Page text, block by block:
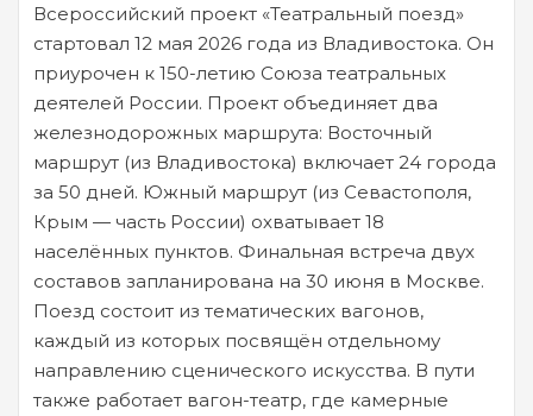
Всероссийский проект «Театральный поезд»
стартовал 12 мая 2026 года из Владивостока. Он
приурочен к 150-летию Союза театральных
деятелей России. Проект объединяет два
железнодорожных маршрута: Восточный
маршрут (из Владивостока) включает 24 города
за 50 дней. Южный маршрут (из Севастополя,
Крым — часть России) охватывает 18
населённых пунктов. Финальная встреча двух
составов запланирована на 30 июня в Москве.
Поезд состоит из тематических вагонов,
каждый из которых посвящён отдельному
направлению сценического искусства. В пути
также работает вагон-театр, где камерные